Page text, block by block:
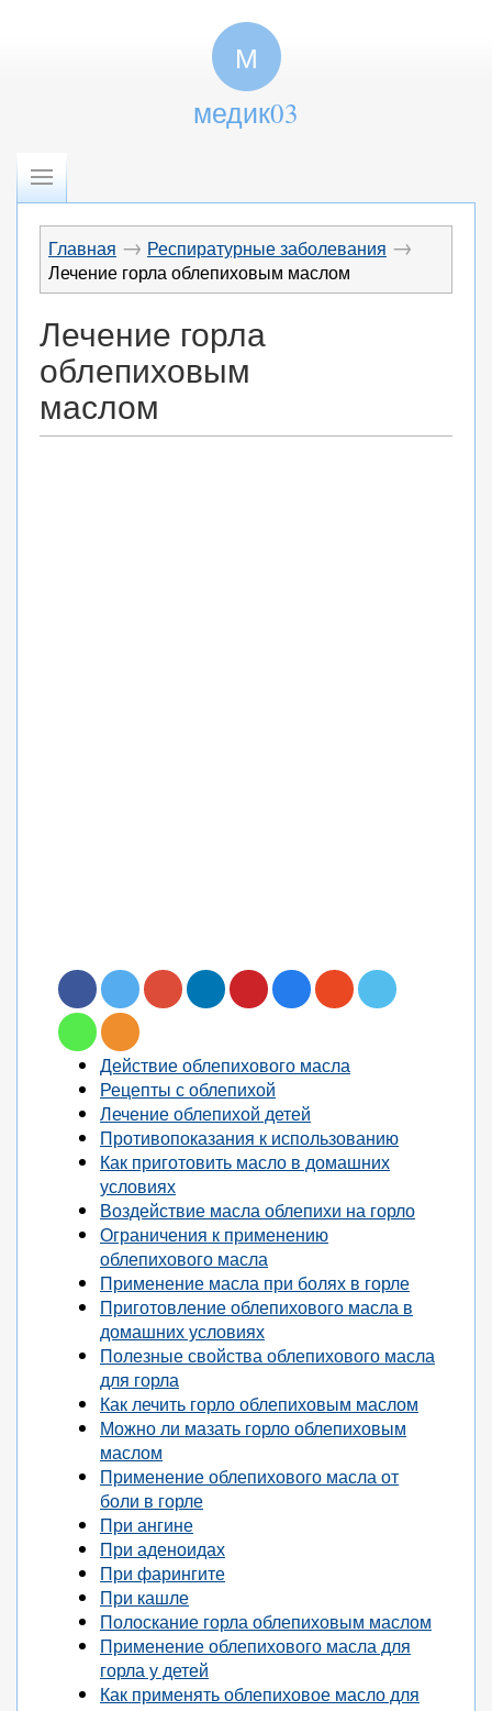
М
медик03
Главная → Респиратурные заболевания →
Лечение горла облепиховым маслом
Лечение горла
облепиховым
маслом
Действие облепихового масла
Рецепты с облепихой
Лечение облепихой детей
Противопоказания к использованию
Как приготовить масло в домашних
условиях
Воздействие масла облепихи на горло
Ограничения к применению
облепихового масла
Применение масла при болях в горле
Приготовление облепихового масла в
домашних условиях
Полезные свойства облепихового масла
для горла
Как лечить горло облепиховым маслом
Можно ли мазать горло облепиховым
маслом
Применение облепихового масла от
боли в горле
При ангине
При аденоидах
При фарингите
При кашле
Полоскание горла облепиховым маслом
Применение облепихового масла для
горла у детей
Как применять облепиховое масло для